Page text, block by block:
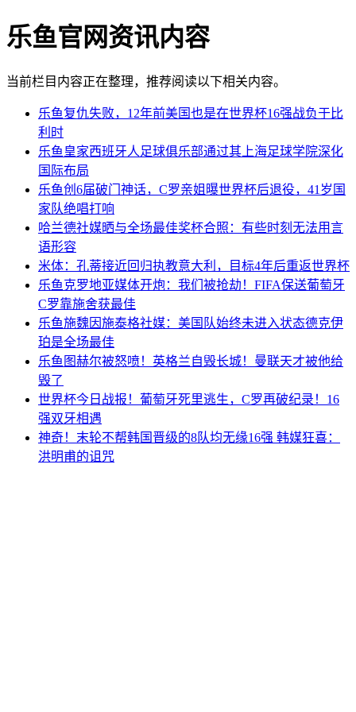
乐鱼官网资讯内容
当前栏目内容正在整理，推荐阅读以下相关内容。
乐鱼复仇失败，12年前美国也是在世界杯16强战负于比
利时
乐鱼皇家西班牙人足球俱乐部通过其上海足球学院深化
国际布局
乐鱼创6届破门神话，C罗亲姐曝世界杯后退役，41岁国
家队绝唱打响
哈兰德社媒晒与全场最佳奖杯合照：有些时刻无法用言
语形容
米体：孔蒂接近回归执教意大利，目标4年后重返世界杯
乐鱼克罗地亚媒体开炮：我们被抢劫！FIFA保送葡萄牙
C罗靠施舍获最佳
乐鱼施魏因施泰格社媒：美国队始终未进入状态德克伊
珀是全场最佳
乐鱼图赫尔被怒喷！英格兰自毁长城！曼联天才被他给
毁了
世界杯今日战报！葡萄牙死里逃生，C罗再破纪录！16
强双牙相遇
神奇！末轮不帮韩国晋级的8队均无缘16强 韩媒狂喜：
洪明甫的诅咒